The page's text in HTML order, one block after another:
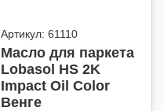
Артикул: 61110
Масло для паркета
Lobasol HS 2K
Impact Oil Color
Венге